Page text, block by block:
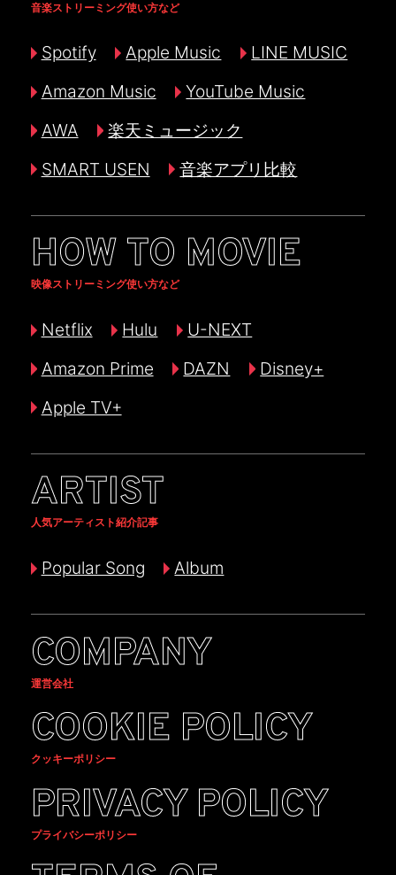
音楽ストリーミング使い方など
Spotify Apple Music
LINE MUSIC
Amazon Music
YouTube Music
AWA
楽天ミュージック
SMART USEN
音楽アプリ比較
HOW TO MOVIE
映像ストリーミング使い方など
Netflix Hulu
U-NEXT
Amazon Prime
DAZN
Disney+
Apple TV+
ARTIST
人気アーティスト紹介記事
Popular Song Album
COMPANY
運営会社
COOKIE POLICY
クッキーポリシー
PRIVACY POLICY
プライバシーポリシー